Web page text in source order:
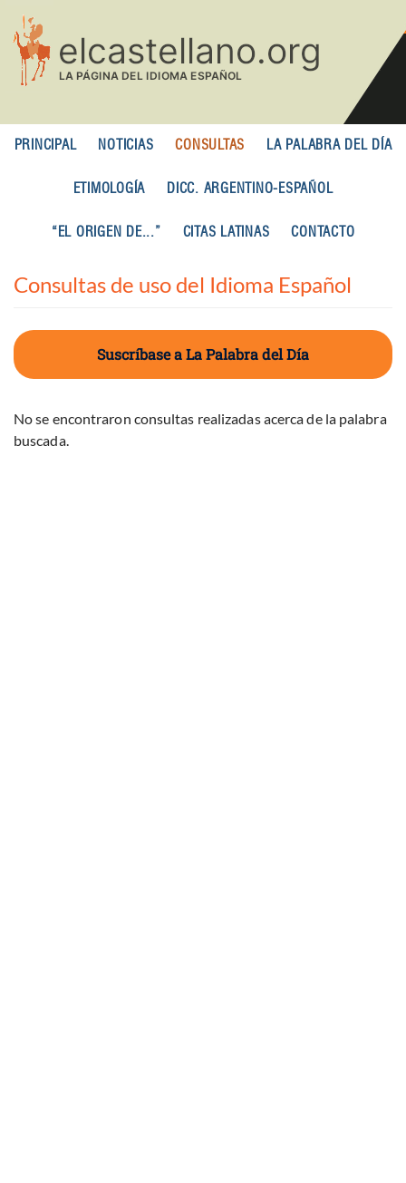
contenido
principal
PRINCIPAL NOTICIAS CONSULTAS LA PALABRA DEL DÍA
ETIMOLOGÍA DICC. ARGENTINO-ESPAÑOL
“EL ORIGEN DE...” CITAS LATINAS CONTACTO
Consultas de uso del Idioma Español
Suscríbase a La Palabra del Día
No se encontraron consultas realizadas acerca de la palabra
buscada.